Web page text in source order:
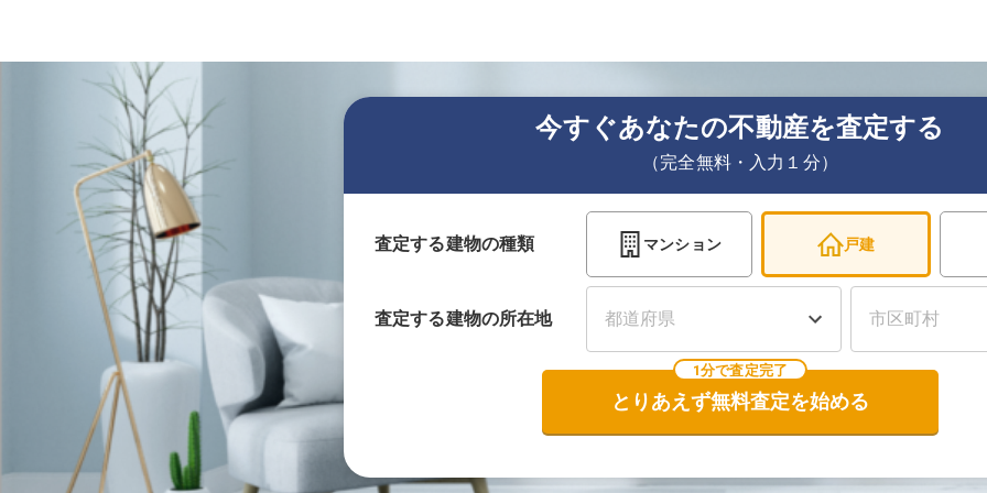
今すぐあなたの不動産を査定する
（完全無料・入力１分）
査定する建物の種類 マンション 戸建
査定する建物の所在地
1分で査定完了
とりあえず無料査定を始める